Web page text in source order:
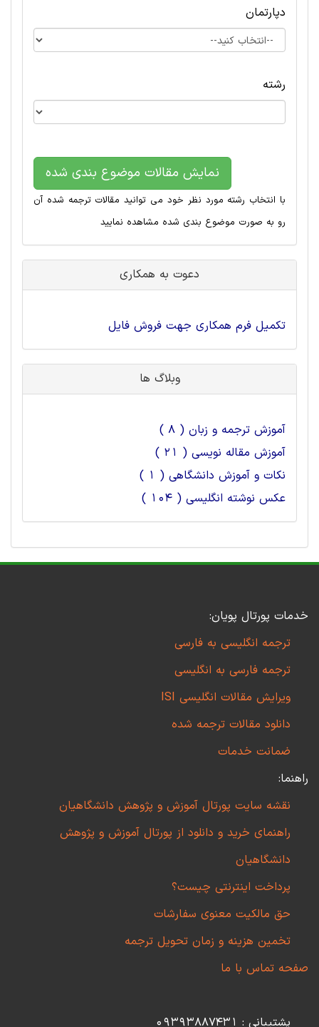
دپارتمان
رشته
نمایش مقالات موضوع بندی شده
با انتخاب رشته مورد نظر خود می توانید مقالات ترجمه شده آن
رو به صورت موضوع بندی شده مشاهده نمایید
دعوت به همکاری
تکمیل فرم همکاری جهت فروش فایل
وبلاگ ها
آموزش ترجمه و زبان ( 8 )
آموزش مقاله نویسی ( 21 )
نکات و آموزش دانشگاهی ( 1 )
عکس نوشته انگلیسی ( 104 )
خدمات پورتال پویان:
ترجمه انگلیسی به فارسی
ترجمه فارسی به انگلیسی
ویرایش مقالات انگلیسی ISI
دانلود مقالات ترجمه شده
ضمانت خدمات
راهنما:
نقشه سایت پورتال آموزش و پژوهش دانشگاهیان
راهنمای خرید و دانلود از پورتال آموزش و پژوهش
دانشگاهیان
پرداخت اینترنتی چیست؟
حق مالکیت معنوی سفارشات
تخمین هزینه و زمان تحویل ترجمه
صفحه تماس با ما
پشتیبانی : 09393887431